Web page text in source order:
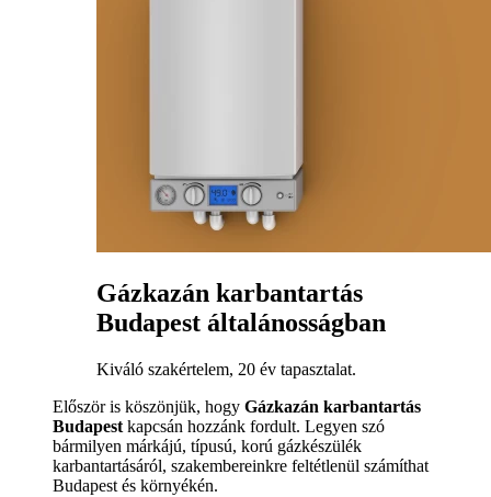
Gázkazán karbantartás
Budapest általánosságban
Kiváló szakértelem, 20 év tapasztalat.
Először is köszönjük, hogy Gázkazán karbantartás
Budapest kapcsán hozzánk fordult. Legyen szó
bármilyen márkájú, típusú, korú gázkészülék
karbantartásáról, szakembereinkre feltétlenül számíthat
Budapest és környékén.